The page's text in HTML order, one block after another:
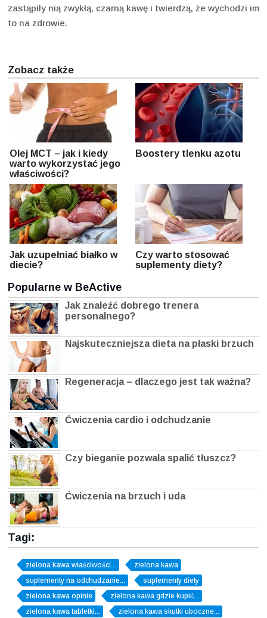
zastąpiły nią zwykłą, czarną kawę i twierdzą, że wychodzi im
to na zdrowie.
Zobacz także
Olej MCT – jak i kiedy
warto wykorzystać jego
właściwości?
Boostery tlenku azotu
Jak uzupełniać białko w
diecie?
Czy warto stosować
suplementy diety?
Popularne w BeActive
Jak znaleźć dobrego trenera
personalnego?
Najskuteczniejsza dieta na płaski brzuch
Regeneracja – dlaczego jest tak ważna?
Ćwiczenia cardio i odchudzanie
Czy bieganie pozwala spalić tłuszcz?
Ćwiczenia na brzuch i uda
Tagi:
zielona kawa właściwości...
zielona kawa
suplementy na odchudzanie...
suplementy diety
zielona kawa opinie
zielona kawa gdzie kupić...
zielona kawa tabletki...
zielona kawa skutki uboczne...